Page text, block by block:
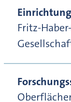
Einrichtung
Fritz-